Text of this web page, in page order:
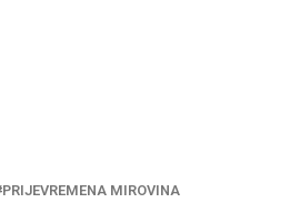
PRIJEVREMENA MIROVINA